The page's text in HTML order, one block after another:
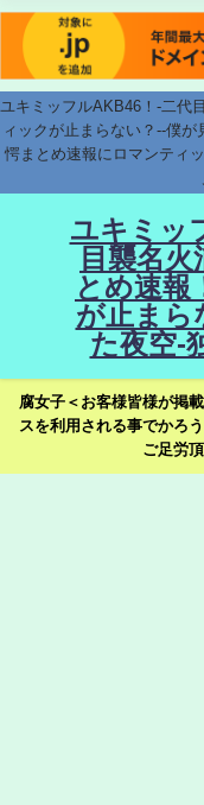
ユキミッフルAKB46！-二代
ィックが止まらない？--僕
愕まとめ速報にロマンティ
ユキミッ
目襲名
とめ速報
が止まら
た夜空-
腐女子＜お客様皆様が掲
スを利用される事でかろ
ご足労